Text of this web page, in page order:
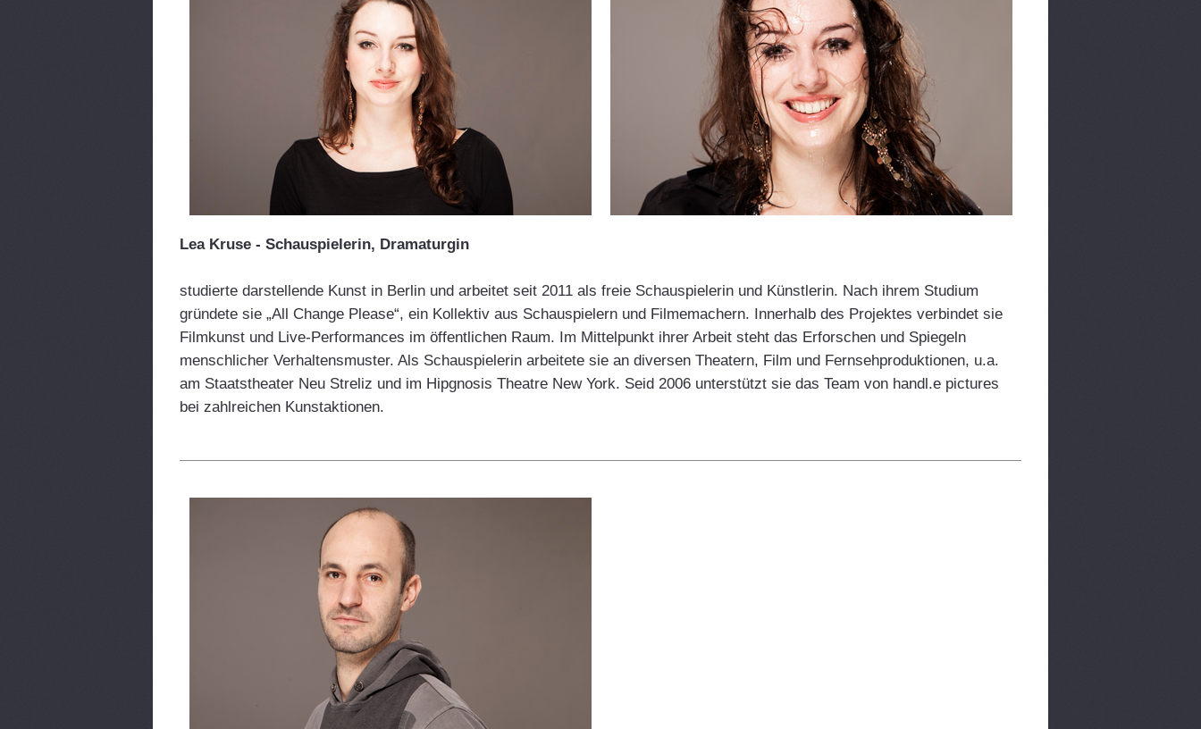
Lea Kruse - Schauspielerin, Dramaturgin
studierte darstellende Kunst in Berlin und arbeitet seit 2011 als freie Schauspielerin und Künstlerin. Nach ihrem Studium
gründete sie „All Change Please“, ein Kollektiv aus Schauspielern und Filmemachern. Innerhalb des Projektes verbindet sie
Filmkunst und Live-Performances im öffentlichen Raum. Im Mittelpunkt ihrer Arbeit steht das Erforschen und Spiegeln
menschlicher Verhaltensmuster. Als Schauspielerin arbeitete sie an diversen Theatern, Film und Fernsehproduktionen, u.a.
am Staatstheater Neu Streliz und im Hipgnosis Theatre New York. Seid 2006 unterstützt sie das Team von handl.e pictures
bei zahlreichen Kunstaktionen.